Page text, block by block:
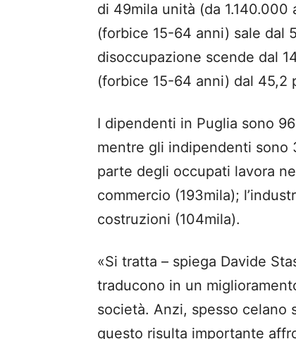
di 49mila unità (da 1.140.000
(forbice 15-64 anni) sale dal
disoccupazione scende dal
(forbice 15-64 anni) dal 45,2
I dipendenti in Puglia sono
mentre gli indipendenti sono
parte degli occupati lavora
commercio (193mila);
costruzioni (104mila).
«Si tratta – spiega Davide
traducono in un
società. Anzi, spesso celano
questo risulta importante